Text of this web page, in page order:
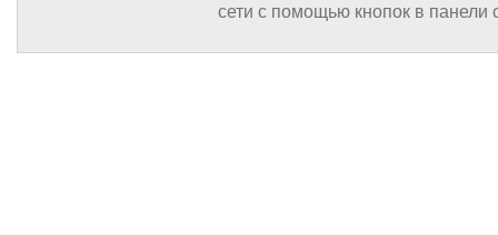
сети с помощью кнопок в панели